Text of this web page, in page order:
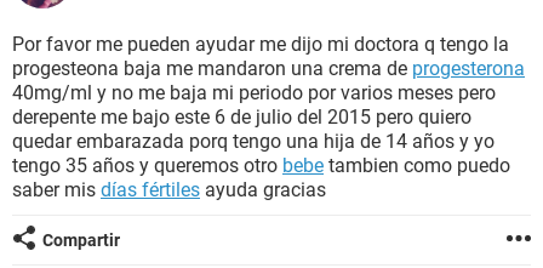
BIENESTAR
SEXUALIDAD
GLOSARIO
Por favor me pueden ayudar me dijo mi doctora q tengo la
progesteona baja me mandaron una crema de progesterona
40mg/ml y no me baja mi periodo por varios meses pero
derepente me bajo este 6 de julio del 2015 pero quiero
quedar embarazada porq tengo una hija de 14 años y yo
tengo 35 años y queremos otro bebe tambien como puedo
saber mis días fértiles ayuda gracias
Compartir